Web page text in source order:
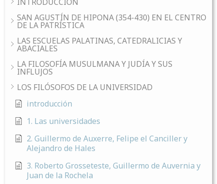
SAN AGUSTÍN DE HIPONA (354-430) EN EL CENTRO
DE LA PATRÍSTICA
LAS ESCUELAS PALATINAS, CATEDRALICIAS Y
ABACIALES
LA FILOSOFÍA MUSULMANA Y JUDÍA Y SUS
INFLUJOS
LOS FILÓSOFOS DE LA UNIVERSIDAD
introducción
1. Las universidades
2. Guillermo de Auxerre, Felipe el Canciller y
Alejandro de Hales
3. Roberto Grosseteste, Guillermo de Auvernia y
Juan de la Rochela